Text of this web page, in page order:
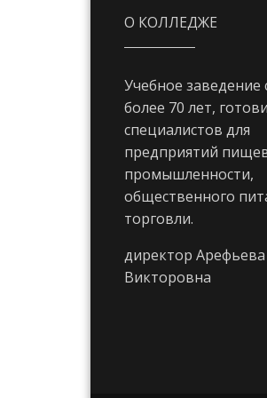
О КОЛЛЕДЖЕ
Учебное заведение
более 70 лет,
специалистов для
предприятий
промышленности,
общественного
торговли.
директор Арефьева
Викторовна